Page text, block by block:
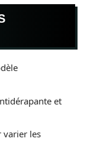
et
varier les